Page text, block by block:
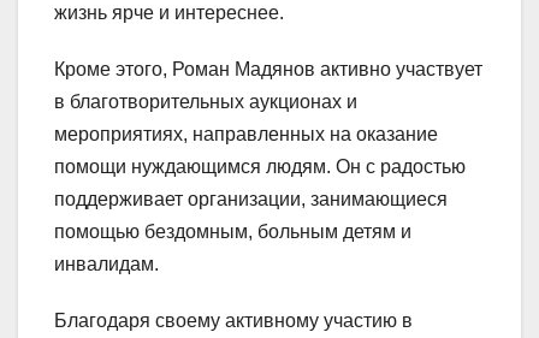
жизнь ярче и интереснее.
Кроме этого, Роман Мадянов активно участвует
в благотворительных аукционах и
мероприятиях, направленных на оказание
помощи нуждающимся людям. Он с радостью
поддерживает организации, занимающиеся
помощью бездомным, больным детям и
инвалидам.
Благодаря своему активному участию в